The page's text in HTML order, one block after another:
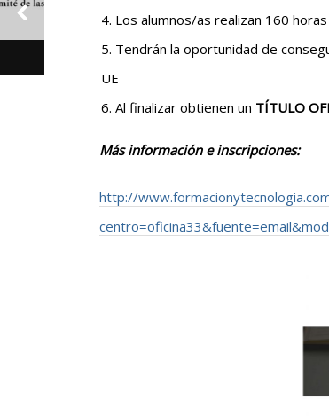
Los alumnos/as realizan 160
Tendrán la oportunidad de
UE
Al finalizar obtienen un TÍTULO
Más información e inscripciones:
http://